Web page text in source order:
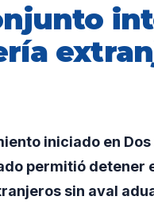
iniciado en
permitió detener
sin aval